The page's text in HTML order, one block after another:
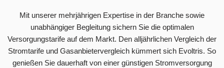
Mit unserer mehrjährigen Expertise in der Branche sowie
unabhängiger Begleitung sichern Sie die optimalen
Versorgungstarife auf dem Markt. Den alljährlichen Vergleich der
Stromtarife und Gasanbietervergleich kümmert sich Evoltris. So
genießen Sie dauerhaft von einer günstigen Stromversorgung